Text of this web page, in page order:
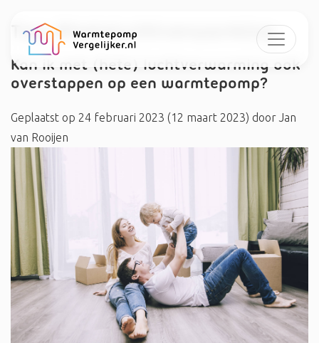
Tag:#heteluchtverwarming
Kan ik met (hete) luchtverwarming ook
overstappen op een warmtepomp?
Geplaatst op 24 februari 2023 (12 maart 2023) door Jan
van Rooijen